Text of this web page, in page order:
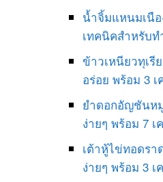
น้ำจิ้มแหนมเนื
เทคนิคสำหรับ
ข้าวเหนียวทุเ
อร่อย พร้อม 3
ยำดอกอัญชันห
ง่ายๆ พร้อม 7
เต้าหู้ไข่ทอดร
ง่ายๆ พร้อม 3